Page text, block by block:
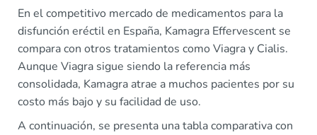
En el competitivo mercado de medicamentos para la
disfunción eréctil en España, Kamagra Effervescent se
compara con otros tratamientos como Viagra y Cialis.
Aunque Viagra sigue siendo la referencia más
consolidada, Kamagra atrae a muchos pacientes por su
costo más bajo y su facilidad de uso.
A continuación, se presenta una tabla comparativa con